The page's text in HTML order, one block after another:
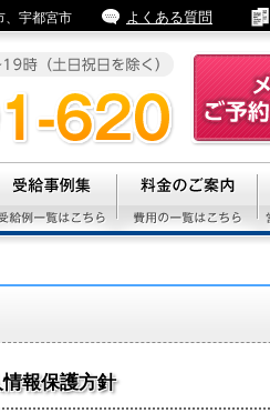
報保護方針
、宇都宮市
よくある質問